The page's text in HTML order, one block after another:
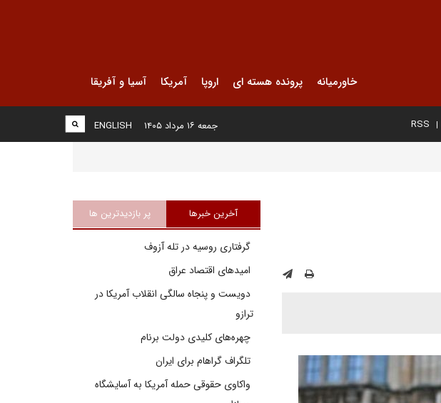
خاورمیانه پرونده هسته ای اروپا آمریکا آسیا و آفریقا
RSS
ENGLISH جمعه ۱۶ مرداد ۱۴۰۵
آخرین خبرها پر بازدیدترین ها
گرفتاری روسیه در تله آزوف
امیدهای اقتصاد عراق
دویست و پنجاه سالگی انقلاب آمریکا در
ترازو
چهره‌های کلیدی دولت برنام
تلگراف گراهام برای ایران
واکاوی حقوقی حمله آمریکا به آسایشگاه